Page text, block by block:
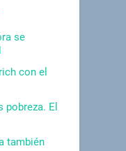
se
con el
El
también